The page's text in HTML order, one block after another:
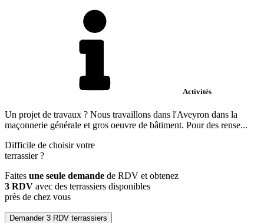
Activités
Un projet de travaux ? Nous travaillons dans l'Aveyron dans la
maçonnerie générale et gros oeuvre de bâtiment. Pour des rense...
Difficile de choisir votre
terrassier?
Faites une seule demande de RDV et obtenez
3 RDV avec des terrassiers disponibles
près de chez vous
Demander 3 RDV terrassiers